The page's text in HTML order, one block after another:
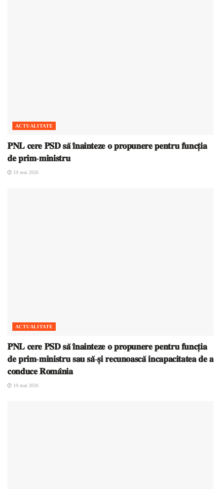
ACTUALITATE
𝐏𝐍𝐋 𝐜𝐞𝐫𝐞 𝐏𝐒𝐃 𝐬𝐚̆ 𝐢̂𝐧𝐚𝐢𝐧𝐭𝐞𝐳𝐞 𝐨 𝐩𝐫𝐨𝐩𝐮𝐧𝐞𝐫𝐞 𝐩𝐞𝐧𝐭𝐫𝐮 𝐟𝐮𝐧𝐜𝐭̦𝐢𝐚
𝐝𝐞 𝐩𝐫𝐢𝐦-𝐦𝐢𝐧𝐢𝐬𝐭𝐫𝐮
19 mai 2026
ACTUALITATE
𝐏𝐍𝐋 𝐜𝐞𝐫𝐞 𝐏𝐒𝐃 𝐬𝐚̆ 𝐢̂𝐧𝐚𝐢𝐧𝐭𝐞𝐳𝐞 𝐨 𝐩𝐫𝐨𝐩𝐮𝐧𝐞𝐫𝐞 𝐩𝐞𝐧𝐭𝐫𝐮 𝐟𝐮𝐧𝐜𝐭̦𝐢𝐚
𝐝𝐞 𝐩𝐫𝐢𝐦-𝐦𝐢𝐧𝐢𝐬𝐭𝐫𝐮 𝐬𝐚𝐮 𝐬𝐚̆-𝐬̦𝐢 𝐫𝐞𝐜𝐮𝐧𝐨𝐚𝐬𝐜𝐚̆ 𝐢𝐧𝐜𝐚𝐩𝐚𝐜𝐢𝐭𝐚𝐭𝐞𝐚 𝐝𝐞 𝐚
𝐜𝐨𝐧𝐝𝐮𝐜𝐞 𝐑𝐨𝐦𝐚̂𝐧𝐢𝐚
19 mai 2026